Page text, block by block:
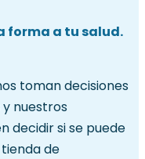
forma a tu salud.
toman decisiones
nuestros
decidir si se puede
de